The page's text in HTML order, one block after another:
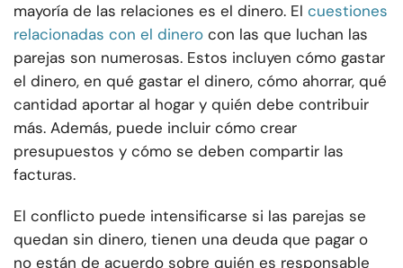
mayoría de las relaciones es el dinero. El cuestiones
relacionadas con el dinero con las que luchan las
parejas son numerosas. Estos incluyen cómo gastar
el dinero, en qué gastar el dinero, cómo ahorrar, qué
cantidad aportar al hogar y quién debe contribuir
más. Además, puede incluir cómo crear
presupuestos y cómo se deben compartir las
facturas.
El conflicto puede intensificarse si las parejas se
quedan sin dinero, tienen una deuda que pagar o
no están de acuerdo sobre quién es responsable